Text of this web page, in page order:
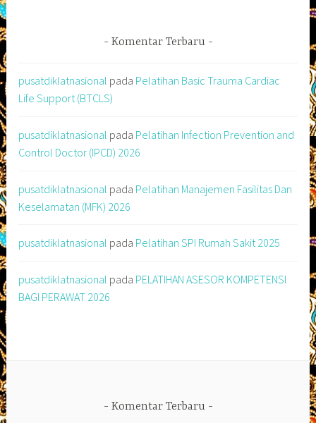
Komentar Terbaru
pusatdiklatnasional pada Pelatihan Basic Trauma Cardiac
Life Support (BTCLS)
pusatdiklatnasional pada Pelatihan Infection Prevention and
Control Doctor (IPCD) 2026
pusatdiklatnasional pada Pelatihan Manajemen Fasilitas Dan
Keselamatan (MFK) 2026
pusatdiklatnasional pada Pelatihan SPI Rumah Sakit 2025
pusatdiklatnasional pada PELATIHAN ASESOR KOMPETENSI
BAGI PERAWAT 2026
Komentar Terbaru